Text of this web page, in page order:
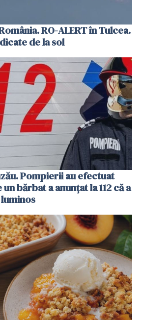
RO-ALERT în Tulcea.
de la sol
Pompierii au efectuat
bărbat a anunțat la 112 că a